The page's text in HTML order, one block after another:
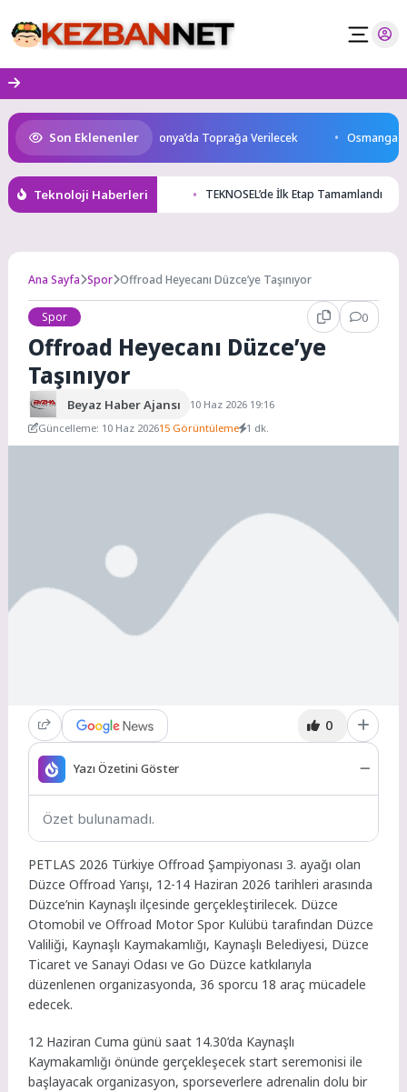
to
content
Son Eklenenler
Kaybetti: Kuzey Makedonya’da Toprağa Verilecek
Teknoloji Haberleri TEKNOSEL’de İlk Etap Tamamlandı
Ana Sayfa Spor Offroad Heyecanı Düzce’ye Taşınıyor
Spor 0
Offroad Heyecanı Düzce’ye
Taşınıyor
Beyaz Haber Ajansı
10 Haz 2026 19:16
Güncelleme: 10 Haz 202615 Görüntüleme 1 dk.
0
Yazı Özetini Göster
Özet bulunamadı.
PETLAS 2026 Türkiye Offroad Şampiyonası 3. ayağı olan
Düzce Offroad Yarışı, 12-14 Haziran 2026 tarihleri arasında
Düzce’nin Kaynaşlı ilçesinde gerçekleştirilecek. Düzce
Otomobil ve Offroad Motor Spor Kulübü tarafından Düzce
Valiliği, Kaynaşlı Kaymakamlığı, Kaynaşlı Belediyesi, Düzce
Ticaret ve Sanayi Odası ve Go Düzce katkılarıyla
düzenlenen organizasyonda, 36 sporcu 18 araç mücadele
edecek.
12 Haziran Cuma günü saat 14.30’da Kaynaşlı
Kaymakamlığı önünde gerçekleşecek start seremonisi ile
başlayacak organizasyon, sporseverlere adrenalin dolu bir